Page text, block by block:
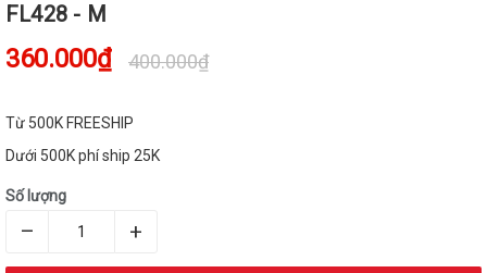
FL428 - M
360.000₫ 400.000₫
Từ 500K FREESHIP
Dưới 500K phí ship 25K
Số lượng
– +